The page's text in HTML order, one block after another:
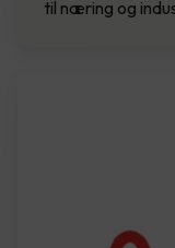
til næring og